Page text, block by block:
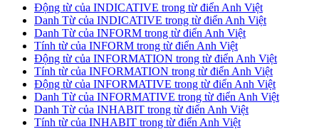
Động từ của INDICATIVE trong từ điển Anh Việt
Danh Từ của INDICATIVE trong từ điển Anh Việt
Danh Từ của INFORM trong từ điển Anh Việt
Tính từ của INFORM trong từ điển Anh Việt
Động từ của INFORMATION trong từ điển Anh Việt
Tính từ của INFORMATION trong từ điển Anh Việt
Động từ của INFORMATIVE trong từ điển Anh Việt
Danh Từ của INFORMATIVE trong từ điển Anh Việt
Danh Từ của INHABIT trong từ điển Anh Việt
Tính từ của INHABIT trong từ điển Anh Việt